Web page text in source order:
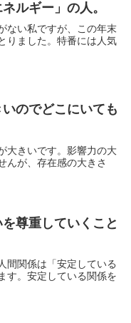
ルギー」の人。
ない私ですが、この年末
りました。特番には人気
のでどこにいても
大きいです。影響力の大
んが、存在感の大きさ
尊重していくこと
間関係は「安定している
す。安定している関係を